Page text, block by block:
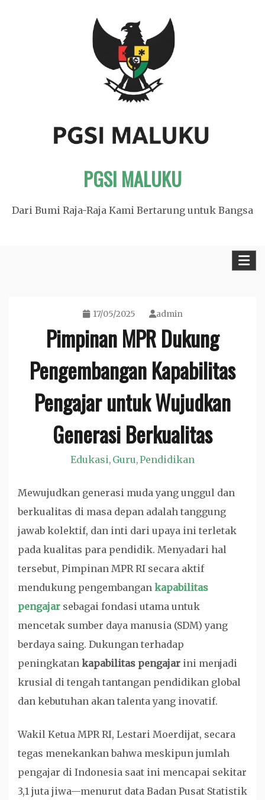
PGSI MALUKU
Dari Bumi Raja-Raja Kami Bertarung untuk Bangsa
17/05/2025 admin
Pimpinan MPR Dukung
Pengembangan Kapabilitas
Pengajar untuk Wujudkan
Generasi Berkualitas
Edukasi, Guru,Pendidikan
Mewujudkan generasi muda yang unggul dan
berkualitas di masa depan adalah tanggung
jawab kolektif, dan inti dari upaya ini terletak
pada kualitas para pendidik. Menyadari hal
tersebut, Pimpinan MPR RI secara aktif
mendukung pengembangan kapabilitas
pengajar sebagai fondasi utama untuk
mencetak sumber daya manusia (SDM) yang
berdaya saing. Dukungan terhadap
peningkatan kapabilitas pengajar ini menjadi
krusial di tengah tantangan pendidikan global
dan kebutuhan akan talenta yang inovatif.
Wakil Ketua MPR RI, Lestari Moerdijat, secara
tegas menekankan bahwa meskipun jumlah
pengajar di Indonesia saat ini mencapai sekitar
3,1 juta jiwa—menurut data Badan Pusat Statistik